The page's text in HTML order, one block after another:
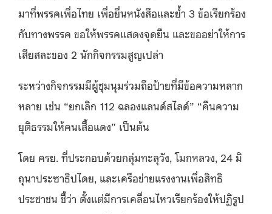
มาที่พรรคเพื่อไทย เพื่อยื่นหนังสือและย้ำ 3 ข้อเรียกร้อง
กับทางพรรค ขอให้พรรคแสดงจุดยืน และขออย่าให้การ
เสียสละของ 2 นักกิจกรรมสูญเปล่า
ระหว่างกิจกรรมมีผู้ชุมนุมร่วมถือป้ายที่มีข้อความหลาก
หลาย เช่น “ยกเลิก 112 ฉลองแลนด์สไลด์” “คืนความ
ยุติธรรมให้คนเสื้อแดง” เป็นต้น
โดย ครย. ที่ประกอบด้วยกลุ่มทะลุวัง,โมกหลวง, 24 มิ
ถุนาประซาธิปไดย, และเครือข่ายแรงงานเพื่อสิทธิ
ประชาชน ชี้ว่า ตั้งแต่มีการเคลื่อนไหวเรียกร้องให้ปฏิรูป